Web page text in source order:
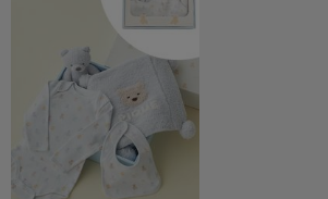
ナウンス